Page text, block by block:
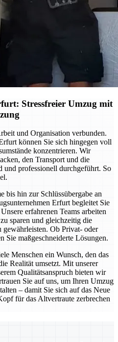
Stressfreier Umzug mit
und Organisation verbunden.
können Sie sich hingegen voll
konzentrieren. Wir
den Transport und die
und professionell durchgeführt. So
bis hin zur Schlüssübergabe an
Erfurt begleitet Sie
erfahrenen Teams arbeiten
sparen und gleichzeitig die
gewährleisten. Ob Privat- oder
Sie maßgeschneiderte Lösungen.
Menschen ein Wunsch, den das
Realität umsetzt. Mit unserer
Qualitätsanspruch bieten wir
Sie auf uns, um Ihren Umzug
– damit Sie sich auf das Neue
für das Altvertraute zerbrechen